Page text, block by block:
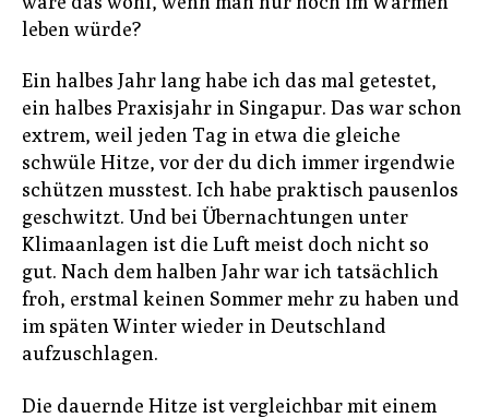
leben würde?
Ein halbes Jahr lang habe ich das mal getestet,
ein halbes Praxisjahr in Singapur. Das war schon
extrem, weil jeden Tag in etwa die gleiche
schwüle Hitze, vor der du dich immer irgendwie
schützen musstest. Ich habe praktisch pausenlos
geschwitzt. Und bei Übernachtungen unter
Klimaanlagen ist die Luft meist doch nicht so
gut. Nach dem halben Jahr war ich tatsächlich
froh, erstmal keinen Sommer mehr zu haben und
im späten Winter wieder in Deutschland
aufzuschlagen.
Die dauernde Hitze ist vergleichbar mit einem